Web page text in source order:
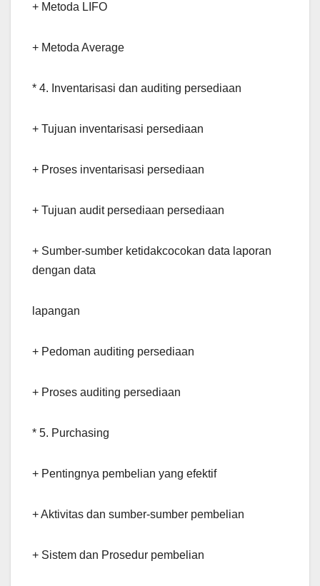
+ Metoda LIFO
+ Metoda Average
* 4. Inventarisasi dan auditing persediaan
+ Tujuan inventarisasi persediaan
+ Proses inventarisasi persediaan
+ Tujuan audit persediaan persediaan
+ Sumber-sumber ketidakcocokan data laporan
dengan data
lapangan
+ Pedoman auditing persediaan
+ Proses auditing persediaan
* 5. Purchasing
+ Pentingnya pembelian yang efektif
+ Aktivitas dan sumber-sumber pembelian
+ Sistem dan Prosedur pembelian